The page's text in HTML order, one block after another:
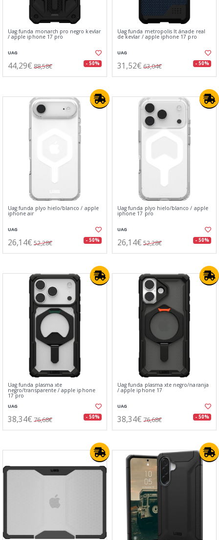
Uag funda monarch pro negro kevlar
/ apple iphone 17 pro
UAG
44,29€ 88,58€ - 50%
Uag funda metropolis lt ánade real
de kevlar / apple iphone 17 pro
UAG
31,52€ 63,04€ - 50%
Uag funda plyo hielo/blanco / apple
iphone air
UAG
26,14€ 52,28€ - 50%
Uag funda plyo hielo/blanco / apple
iphone 17 pro
UAG
26,14€ 52,28€ - 50%
Uag funda plasma xte
negro/transparente / apple iphone
17 pro
UAG
38,34€ 76,68€ - 50%
Uag funda plasma xte negro/naranja
/ apple iphone 17
UAG
38,34€ 76,68€ - 50%